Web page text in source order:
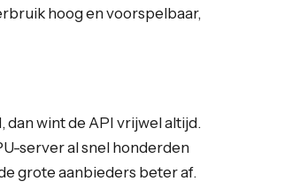
hoog en voorspelbaar,
wint de API vrijwel altijd.
server al snel honderden
grote aanbieders beter af.